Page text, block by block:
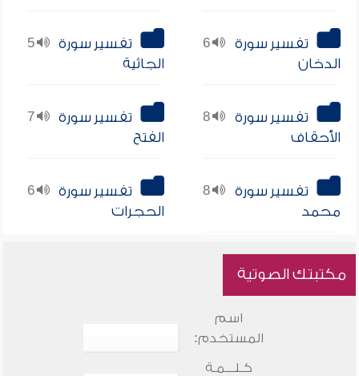
6
تفسير سورة
الدخان
5
تفسير سورة
الجاثية
8
تفسير سورة
الأحقاف
7
تفسير سورة
الفتح
8
تفسير سورة
محمد
6
تفسير سورة
الحجرات
مكتبتك الصوتية
اسم
المستخدم:
كـلـــمـة